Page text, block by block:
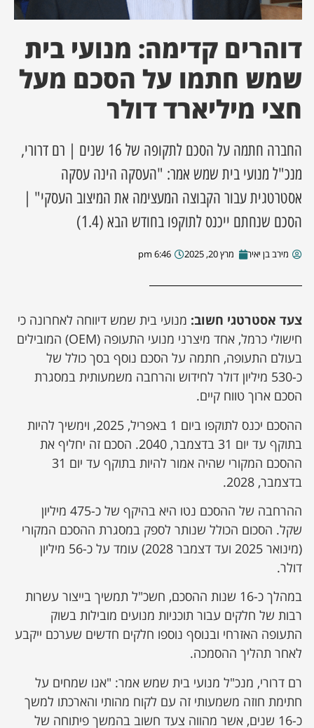
מקומית
עסקים
דוהרים קדימה: מנועי בית
שמש חתמו על הסכם מעל
חצי מיליארד דולר
החברה חתמה על הסכם לתקופה של 16 שנים | רם דרורי,
מנכ"ל מנועי בית שמש אמר: "העסקה הינה עסקה
אסטרטגית עבור הקבוצה המעצימה את המיצוב העסקי" |
הסכם שנחתם ייכנס לתוקפו בחודש הבא (1.4)
מירב בן יאיר מרץ 20, 2025 6:46 pm
צעד אסטרטגי חשוב: מנועי בית שמש דיווחה לאחרונה כי
חישולי כרמל, אחד מיצרני מנועי התעופה (OEM) המובילים
בעולם התעופה, חתמה על הסכם נוסף בסך כולל של
כ-530 מיליון דולר לחידוש והרחבה משמעותית במסגרת
הסכם ארוך טווח קיים.
ההסכם יכנס לתוקפו ביום 1 באפריל, 2025, וימשיך להיות
בתוקף עד יום 31 בדצמבר, 2040. הסכם זה יחליף את
ההסכם המקורי שהיה אמור להיות בתוקף עד יום 31
בדצמבר, 2028.
ההרחבה של ההסכם נטו היא בהיקף של כ-475 מיליון
שקל. הסכום הכולל שנותר לספק במסגרת ההסכם המקורי
(מינואר 2025 ועד דצמבר 2028) עומד על כ-56 מיליון
דולר.
במהלך כ-16 שנות ההסכם, חשכ"ל תמשיך בייצור עשרות
רבות של חלקים עבור תוכניות מנועים מובילות בשוק
התעופה האזרחי ובנוסף נוספו חלקים חדשים שערכם ייקבע
לאחר תהליך ההסמכה.
רם דרורי, מנכ"ל מנועי בית שמש אמר: "אנו שמחים על
חתימת חוזה משמעותי זה עם לקוח מהותי והארכתו למשך
כ-16 שנים, אשר מהווה צעד חשוב בהמשך פיתוחה של